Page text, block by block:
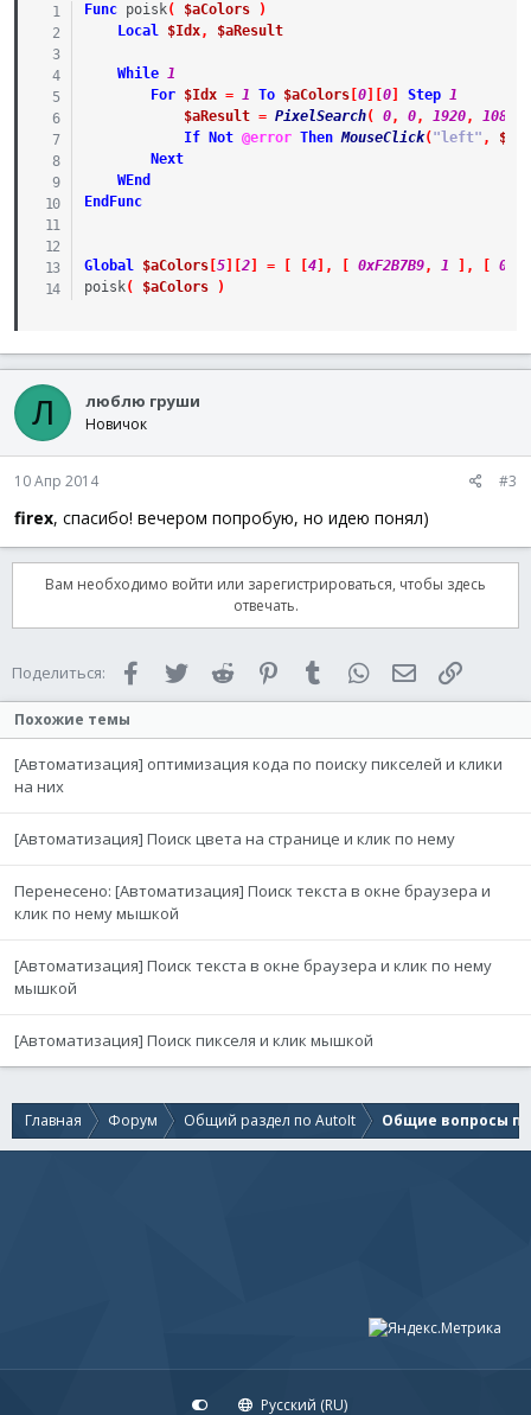
Func poisk( $aColors
)
Local
$Idx, $aResult
While 1
For
$Idx = 1 To $aColors[ 0] 0] Step 1
$aResult = PixelSearch( 0, 0, 1920, 1080
If
Not @error Then MouseClick( "left" ,
Next
WEnd
EndFunc
Global $aColors[ 5] 2] = 4] , 0xF2B7B9, 1 ,
poisk( $aColors )
Л люблю груши
Новичок
10 Апр 2014 #3
firex, спасибо! вечером попробую, но идею понял)
Вам необходимо войти или зарегистрироваться, чтобы здесь
отвечать.
Поделиться: FacebookTwitter Reddit PinterestTumblr WhatsAppЭлектронная
Похожие темы
[Автоматизация] оптимизация кода по поиску пикселей и клики
на них
[Автоматизация] Поиск цвета на странице и клик по нему
Перенесено: [Автоматизация] Поиск текста в окне браузера и
клик по нему мышкой
[Автоматизация] Поиск текста в окне браузера и клик по нему
мышкой
[Автоматизация] Поиск пикселя и клик мышкой
Главная Форум Общий раздел по AutoIt Общие вопросы
Русский (RU)